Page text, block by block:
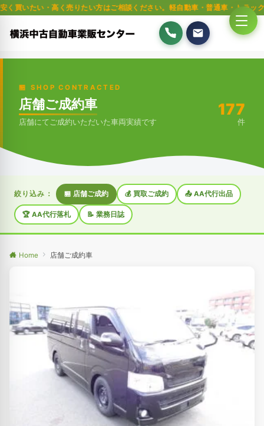
りたい方はご相談ください。軽自動車・普通車・トラック・重機まで全国
🏪 SHOP CONTRACTED
店舗ご成約車
店舗にてご成約いただいた車両実績です
177
件
絞り込み： 🏪 店舗ご成約 💰 買取ご成約 📤 AA代行出品
🏆 AA代行落札 📝 業務日誌
Home 店舗ご成約車